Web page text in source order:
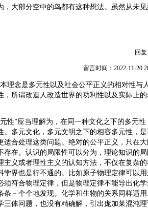
，大部分空中的鸟都有这种想法。虽然从未见
回复
留言时间：2022-11-20
理念是多元性以及社会公平正义的相对性与
，所谓改造人改造世界的功利性以及实际上的
性”应当理解为，在同一种文化之下的多元性
。多元文化，多元文明之下的相容多元性，
适合处理这类问题。绝对的公平正义，只在
存在。认识的局限性可以分为，理论知识的局
主义或者理性主义的认知方法，不仅在复杂
学界也是行不通的。比如原子物理定律可以
须符合物理定律，但是物理定律不能导出化学
条－个个地发现。化学和生物的关系同样适
三体问题，也没有精确解，引出庞加莱混沌